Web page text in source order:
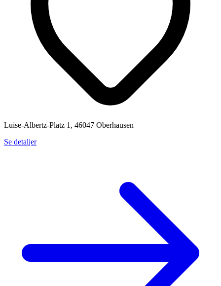
Luise-Albertz-Platz 1, 46047 Oberhausen
Se detaljer